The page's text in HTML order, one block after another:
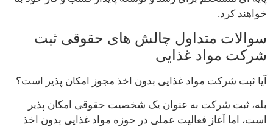
خواهند کرد.
سوالات متداول چالش‌ های حقوقی ثبت
شرکت مواد غذایی
آیا ثبت شرکت مواد غذایی بدون اخذ مجوز امکان پذیر است؟
بله، ثبت شرکت به عنوان یک شخصیت حقوقی امکان پذیر
است، اما آغاز فعالیت عملی در حوزه مواد غذایی بدون اخذ